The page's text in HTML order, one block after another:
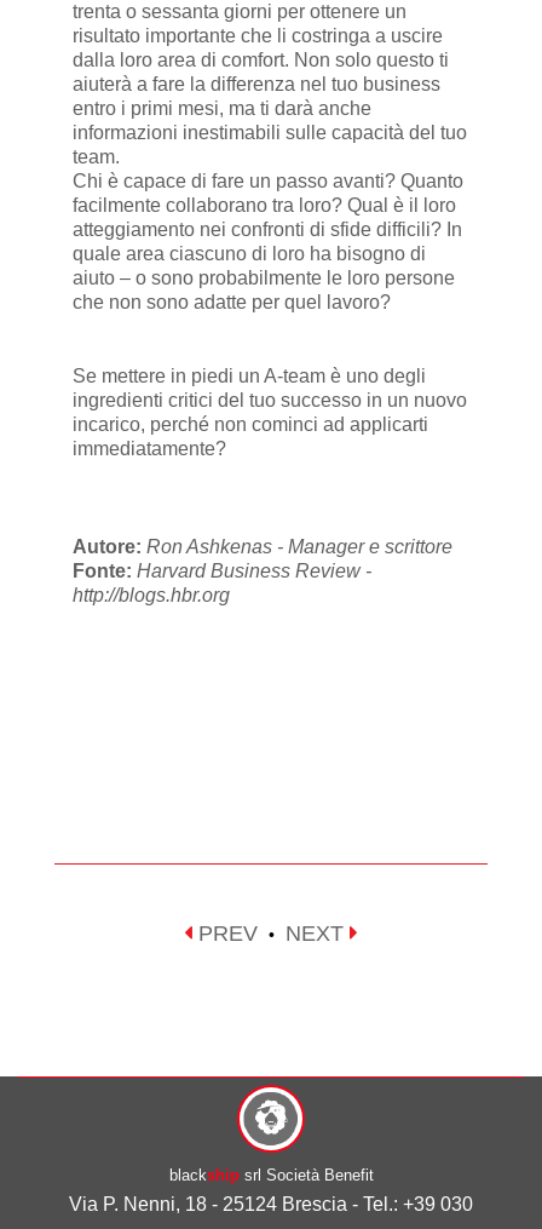
trenta o sessanta giorni per ottenere un
risultato importante che li costringa a uscire
dalla loro area di comfort. Non solo questo ti
aiuterà a fare la differenza nel tuo business
entro i primi mesi, ma ti darà anche
informazioni inestimabili sulle capacità del tuo
team.
Chi è capace di fare un passo avanti? Quanto
facilmente collaborano tra loro? Qual è il loro
atteggiamento nei confronti di sfide difficili? In
quale area ciascuno di loro ha bisogno di
aiuto – o sono probabilmente le loro persone
che non sono adatte per quel lavoro?
Se mettere in piedi un A-team è uno degli
ingredienti critici del tuo successo in un nuovo
incarico, perché non cominci ad applicarti
immediatamente?
Autore: Ron Ashkenas - Manager e scrittore
Fonte: Harvard Business Review -
http://blogs.hbr.org
PREV • NEXT
blackshipsrl Società Benefit
Via P. Nenni, 18 - 25124 Brescia - Tel.: +39 030